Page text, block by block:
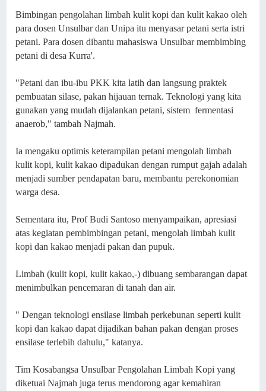
Bimbingan pengolahan limbah kulit kopi dan kulit kakao oleh
para dosen Unsulbar dan Unipa itu menyasar petani serta istri
petani. Para dosen dibantu mahasiswa Unsulbar membimbing
petani di desa Kurra'.
"Petani dan ibu-ibu PKK kita latih dan langsung praktek
pembuatan silase, pakan hijauan ternak. Teknologi yang kita
gunakan yang mudah dijalankan petani, sistem fermentasi
anaerob," tambah Najmah.
Ia mengaku optimis keterampilan petani mengolah limbah
kulit kopi, kulit kakao dipadukan dengan rumput gajah adalah
menjadi sumber pendapatan baru, membantu perekonomian
warga desa.
Sementara itu, Prof Budi Santoso menyampaikan, apresiasi
atas kegiatan pembimbingan petani, mengolah limbah kulit
kopi dan kakao menjadi pakan dan pupuk.
Limbah (kulit kopi, kulit kakao,-) dibuang sembarangan dapat
menimbulkan pencemaran di tanah dan air.
" Dengan teknologi ensilase limbah perkebunan seperti kulit
kopi dan kakao dapat dijadikan bahan pakan dengan proses
ensilase terlebih dahulu," katanya.
Tim Kosabangsa Unsulbar Pengolahan Limbah Kopi yang
diketuai Najmah juga terus mendorong agar kemahiran